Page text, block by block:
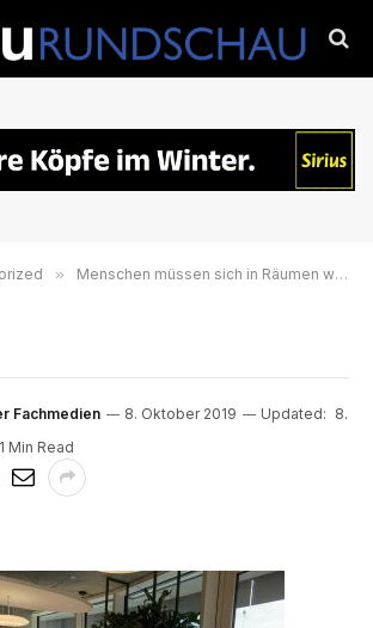
» Menschen müssen sich in Räumen wohlfühlen
Fachmedien 8. Oktober 2019 Updated: 8.
1 Min Read